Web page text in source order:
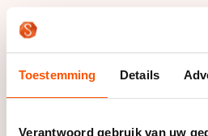
Toestemming Details
Verantwoord gebruik van uw
Op het wegparcours ging
start en pakte direct de kop.
was hij nog niet helemaal
hoorde van alles gebeuren